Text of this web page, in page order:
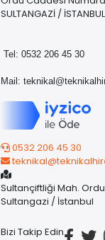
SULTANGAZİ / İSTANBUL
Tel: 0532 206 45 30
Mail:
0532 206 45 30
Sultançiftliği Mah.
Sultangazi / İstanbul
Bizi Takip Edin